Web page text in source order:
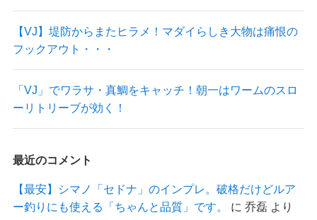
【VJ】堤防からまたヒラメ！マダイらしき大物は痛恨の
フックアウト・・・
「VJ」でワラサ・真鯛をキャッチ！朝一はワームのスロ
ーリトリーブが効く！
最近のコメント
【最安】シマノ「セドナ」のインプレ。破格だけどルア
ー釣りにも使える「ちゃんと品質」です。
に 乔磊より